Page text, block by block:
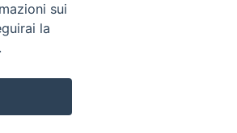
sui
la